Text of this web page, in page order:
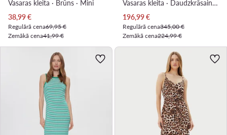
Vasaras kleita · Brūns · Mini
Pašreizējā cena
38,99€
Regulārā cena69,95 €
Zemākā cena41,99 €
Vasaras kleita · Daudzkrāsains · Midi
Pašreizējā cena
196,99€
Regulārā cena345,00 €
Zemākā cena224,99 €